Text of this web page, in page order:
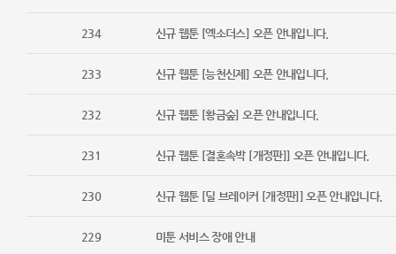
234 신규 웹툰 [엑소더스] 오픈 안내입니다.
233 신규 웹툰 [능천신제] 오픈 안내입니다.
232 신규 웹툰 [황금숲] 오픈 안내입니다.
231 신규 웹툰 [결혼속박 [개정판]] 오픈 안내입니다.
230 신규 웹툰 [딜 브레이커 [개정판]] 오픈 안내입니다.
229 미툰 서비스 장애 안내